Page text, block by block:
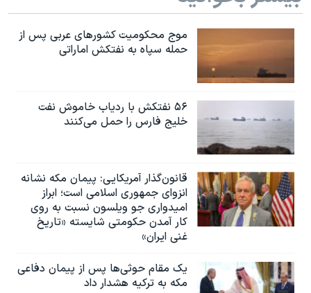
نرگس محمدی برنده جایزه نوبل صلح
همایش محافظه‌کاران آمریکا «سی‌پک»
صفحه‌های ویژه
سفر پرزیدنت ترامپ به چین
موج محکومیت کشورهای عربی پس از
حمله سپاه به نفتکش اماراتی
۵۶ نفتکش با ردیاب خاموش نفت
خلیج فارس را حمل می‌کنند
قانون‌گذار آمریکایی: پیمان مکه نشانه
انزوای جمهوری اسلامی است؛ ابراز
امیدواری جو ویلسون نسبت به روی
کار آمدن حکومتی شایسته «تاریخ
غنی ایران»
یک مقام حوثی‌ها پس از پیمان دفاعی
مکه به ترکیه هشدار داد